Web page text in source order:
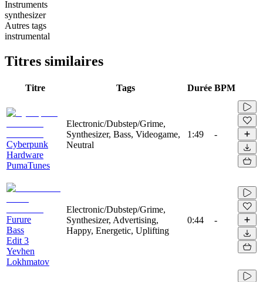
Instruments
synthesizer
Autres tags
instrumental
Titres similaires
Titre Tags Durée BPM
Cyberpunk
Hardware
PumaTunes
Electronic/Dubstep/Grime,
Synthesizer, Bass, Videogame,
Neutral
1:49 -
Furure
Bass
Edit 3
Yevhen
Lokhmatov
Electronic/Dubstep/Grime,
Synthesizer, Advertising,
Happy, Energetic, Uplifting
0:44 -